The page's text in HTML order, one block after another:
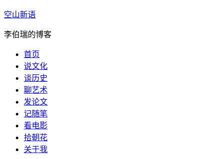
空山新语
李伯瑞的博客
首页
说文化
谈历史
聊艺术
发论文
记随笔
看电影
拾朝花
关于我